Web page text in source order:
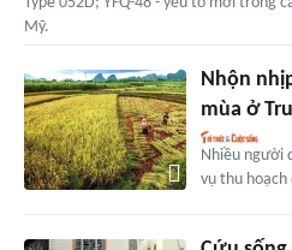
Mỹ.
Nhộn
mùa ở
Nhiều người
vụ thu